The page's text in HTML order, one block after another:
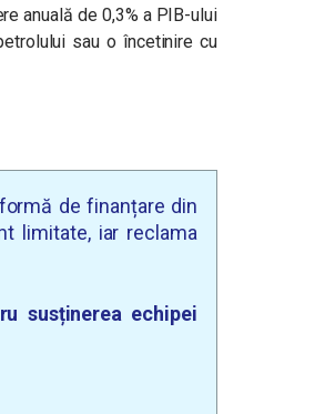
anuală de 0,3% a PIB-ului
sau o încetinire cu
de finanțare din
limitate, iar reclama
susținerea echipei